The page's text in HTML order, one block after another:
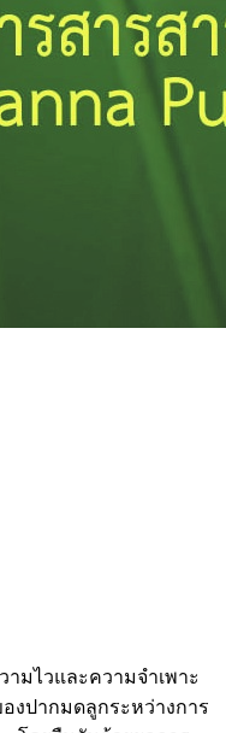
ามไวและความจำเพาะ
งปากมดลูกระหว่างการ